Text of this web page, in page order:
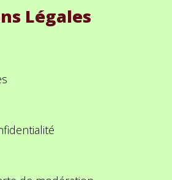
Légales